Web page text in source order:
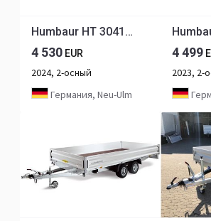
Humbaur HT 304121 Hochlader 3,0 to. 4100 x 2100 x 350 mm
4 530 EUR
2024, 2-осный
Германия, Neu-Ulm
4 499
2023, 2-